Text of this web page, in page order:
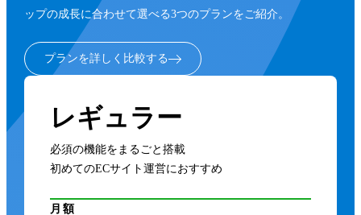
ップの成長に合わせて選べる3つのプランをご紹介。
プランを詳しく比較する
レギュラー
必須の機能をまるごと搭載
初めてのECサイト運営におすすめ
月額